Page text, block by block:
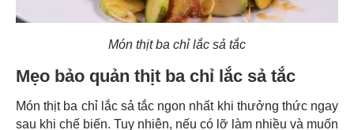
Món thịt ba chỉ lắc sả tắc
Mẹo bảo quản thịt ba chỉ lắc sả tắc
Món thịt ba chỉ lắc sả tắc ngon nhất khi thưởng thức ngay
sau khi chế biến. Tuy nhiên, nếu có lỡ làm nhiều và muốn